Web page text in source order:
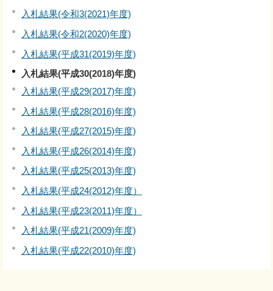
入札結果(令和3(2021)年度)
入札結果(令和2(2020)年度)
入札結果(平成31(2019)年度)
入札結果(平成30(2018)年度)
入札結果(平成29(2017)年度)
入札結果(平成28(2016)年度)
入札結果(平成27(2015)年度)
入札結果(平成26(2014)年度)
入札結果(平成25(2013)年度)
入札結果(平成24(2012)年度）
入札結果(平成23(2011)年度）
入札結果(平成21(2009)年度)
入札結果(平成22(2010)年度)